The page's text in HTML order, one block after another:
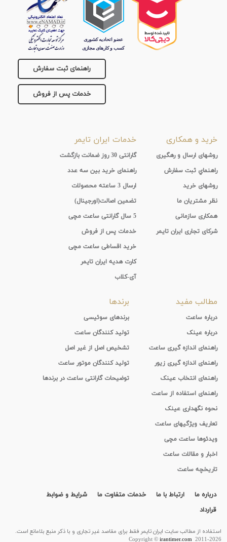
بند
راهنمای ثبت سفارش
خدمات پس از فروش
خرید و همکاری
روشهای ارسال و رهگیری
راهنماي ثبت سفارش
روشهای خرید
نظر مشتریان ما
همکاری سازمانی
شرکای تجاری ایران تایمر
خدمات ایران تایمر
گارانتی 30 روز ضمانت بازگشت
راهنمای خرید بین سه عدد
ارسال 3 ساعته محصولات
تضمین اصالت(اورجینال)
5 سال گارانتی ساعت مچی
خدمات پس از فروش
خرید اقساطی ساعت مچی
کارت هدیه ایران تایمر
آی-کلاب
مطالب مفید
درباره ساعت
درباره عینک
راهنمای اندازه گیری ساعت
راهنمای اندازه گیری زیور
راهنمای انتخاب عینک
راهنمای استفاده از ساعت
نحوه نگهداری عینک
تعاریف ویژگیهای ساعت
ویدئوها ساعت مچی
اخبار و مقالات ساعت
تاریخچه ساعت
برندها
برندهای سوئیسی
تولید کنندگان ساعت
تشخیص اصل از غیر اصل
تولید کنندگان موتور ساعت
توضیحات گارانتی ساعت در برندها
درباره ما ارتباط با ما خدمات متفاوت ما
شرایط و ضوابط
قرارداد
استفاده از مطالب سايت ایران تایمر فقط برای مقاصد غیر تجاری و با ذکر منبع بلامانع است.
Copyright ©irantimer.com2011-2026